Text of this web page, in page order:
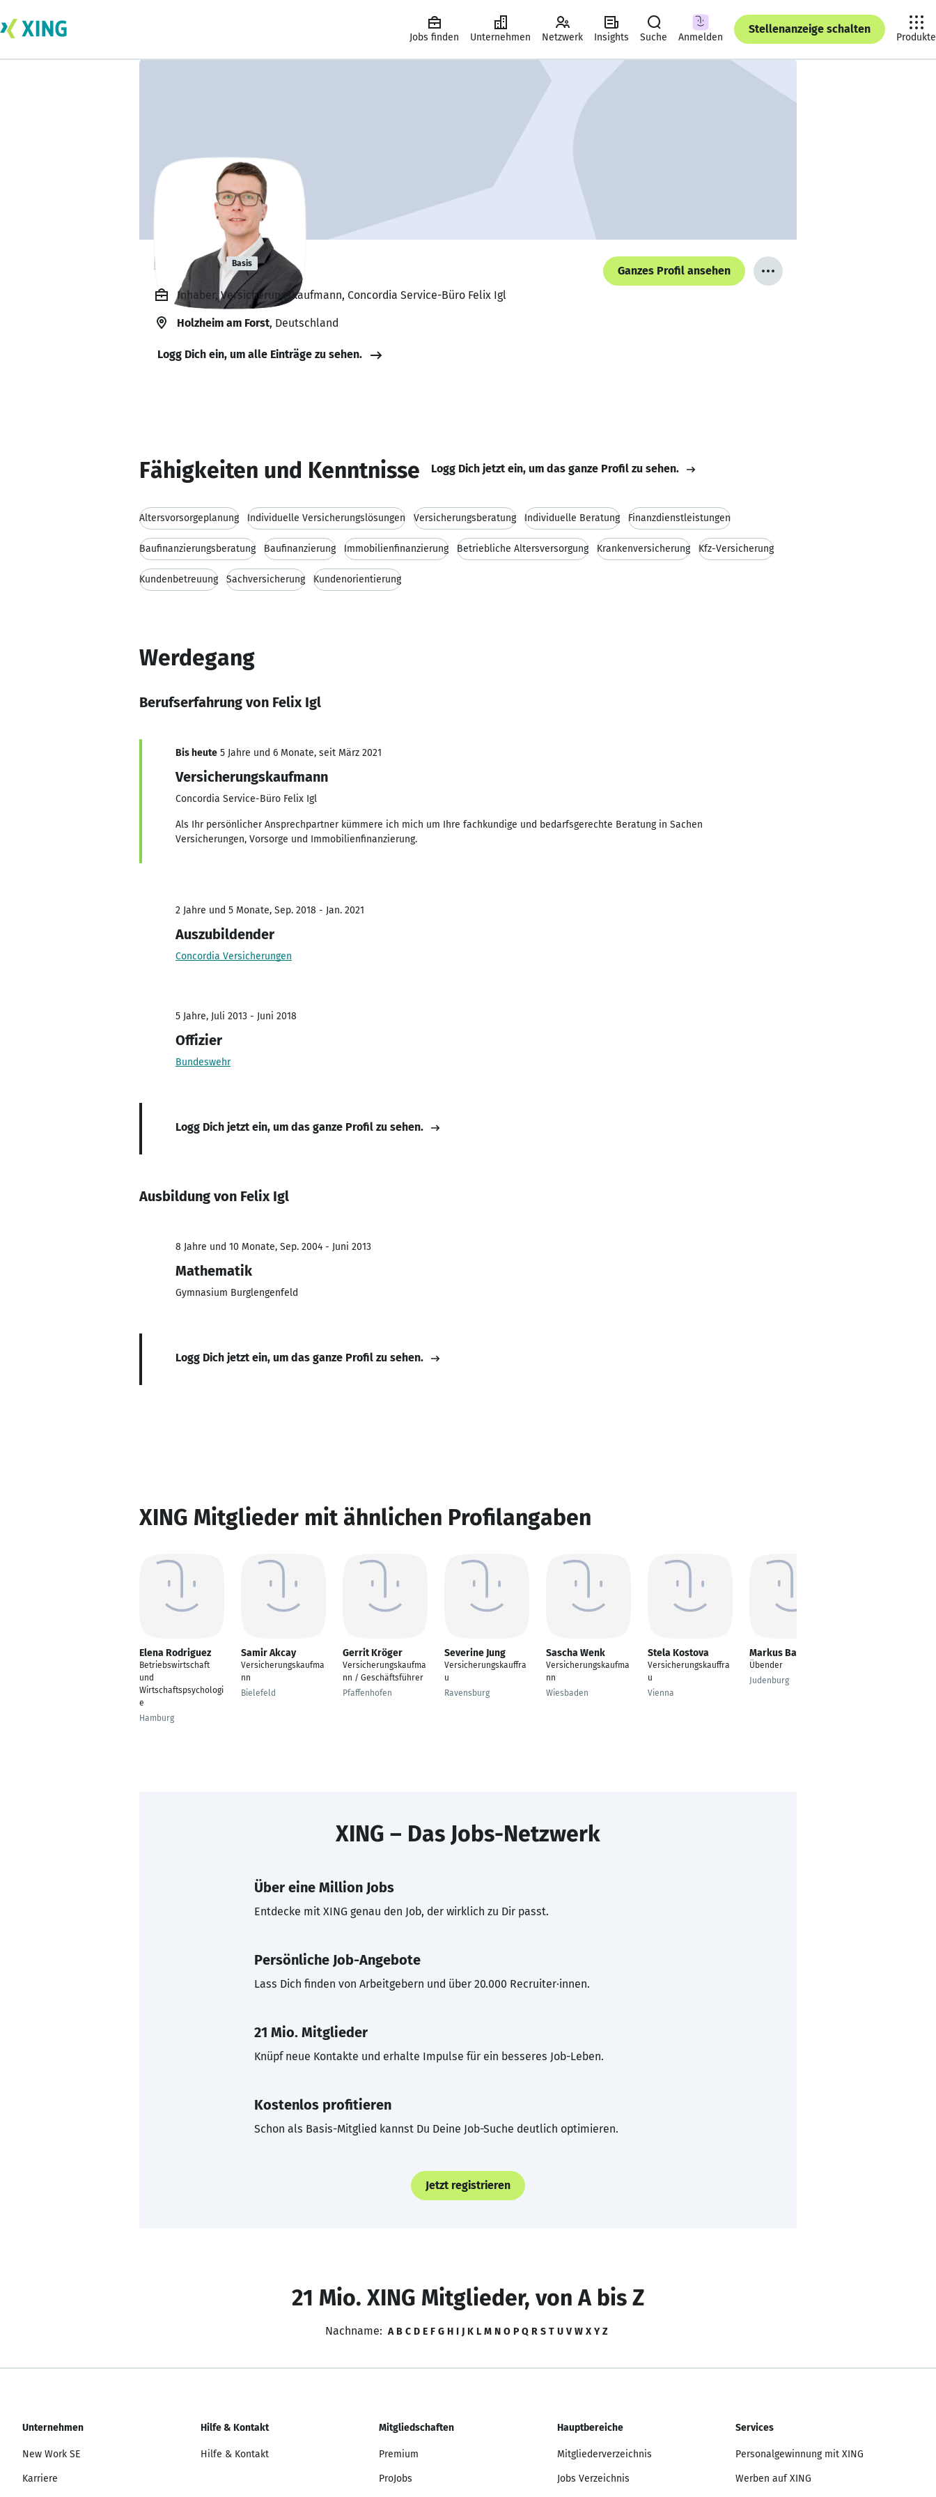
Jobs finden Unternehmen Netzwerk Insights Suche Anmelden
Stellenanzeige schalten
Produkte
Felix Igl Basis
Ganzes Profil ansehen
Inhaber, Versicherungskaufmann, Concordia Service-Büro Felix Igl
Holzheim am Forst, Deutschland
Logg Dich ein, um alle Einträge zu sehen.
Fähigkeiten und Kenntnisse Logg Dich jetzt ein, um das ganze Profil zu sehen.
Altersvorsorgeplanung Individuelle Versicherungslösungen Versicherungsberatung Individuelle Beratung Finanzdienstleistungen
Baufinanzierungsberatung Baufinanzierung Immobilienfinanzierung Betriebliche Altersversorgung Krankenversicherung Kfz-Versicherung
Kundenbetreuung Sachversicherung Kundenorientierung
Werdegang
Berufserfahrung von Felix Igl
Bis heute 5 Jahre und 6 Monate, seit März 2021
Versicherungskaufmann
Concordia Service-Büro Felix Igl
Als Ihr persönlicher Ansprechpartner kümmere ich mich um Ihre fachkundige und bedarfsgerechte Beratung in Sachen
Versicherungen, Vorsorge und Immobilienfinanzierung.
2 Jahre und 5 Monate, Sep. 2018 - Jan. 2021
Auszubildender
Concordia Versicherungen
5 Jahre, Juli 2013 - Juni 2018
Offizier
Bundeswehr
Logg Dich jetzt ein, um das ganze Profil zu sehen.
Ausbildung von Felix Igl
8 Jahre und 10 Monate, Sep. 2004 - Juni 2013
Mathematik
Gymnasium Burglengenfeld
Logg Dich jetzt ein, um das ganze Profil zu sehen.
XING Mitglieder mit ähnlichen Profilangaben
Elena Rodriguez
Betriebswirtschaft
und
Wirtschaftspsychologi
e
Hamburg
Samir Akcay
Versicherungskaufma
nn
Bielefeld
Gerrit Kröger
Versicherungskaufma
nn / Geschäftsführer
Pfaffenhofen
Severine Jung
Versicherungskauffra
u
Ravensburg
Sascha Wenk
Versicherungskaufma
nn
Wiesbaden
Stela Kostova
Versicherungskauffra
u
Vienna
Markus Batjani
Übender
Judenburg
XING – Das Jobs-Netzwerk
Über eine Million Jobs
Entdecke mit XING genau den Job, der wirklich zu Dir passt.
Persönliche Job-Angebote
Lass Dich finden von Arbeitgebern und über 20.000 Recruiter·innen.
21 Mio. Mitglieder
Knüpf neue Kontakte und erhalte Impulse für ein besseres Job-Leben.
Kostenlos profitieren
Schon als Basis-Mitglied kannst Du Deine Job-Suche deutlich optimieren.
Jetzt registrieren
21 Mio. XING Mitglieder, von A bis Z
Nachname: A B C D E F G H I J K L M N O P Q R S T U V W X Y Z
Unternehmen
New Work SE
Karriere
Hilfe & Kontakt
Hilfe & Kontakt
Mitgliedschaften
Premium
ProJobs
Hauptbereiche
Mitgliederverzeichnis
Jobs Verzeichnis
Services
Personalgewinnung mit XING
Werben auf XING